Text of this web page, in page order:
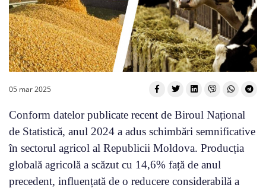
05 mar 2025
Conform datelor publicate recent de Biroul Național
de Statistică, anul 2024 a adus schimbări semnificative
în sectorul agricol al Republicii Moldova. Producția
globală agricolă a scăzut cu 14,6% față de anul
precedent, influențată de o reducere considerabilă a